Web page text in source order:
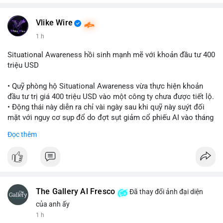
Vlike Wire
1 h
Situational Awareness hồi sinh mạnh mẽ với khoản đầu tư 400
triệu USD
• Quỹ phòng hộ Situational Awareness vừa thực hiện khoản
đầu tư trị giá 400 triệu USD vào một công ty chưa được tiết lộ.
• Động thái này diễn ra chỉ vài ngày sau khi quỹ này suýt đối
mặt với nguy cơ sụp đổ do đợt sụt giảm cổ phiếu AI vào tháng
• Sự trở lại này đánh dấu bước phục hồi đáng chú ý của quỹ
$btc $eth
Đọc thêm
The Gallery Al Fresco
Đã thay đổi ảnh đại diện
của anh ấy
1 h